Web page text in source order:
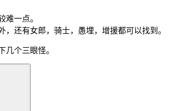
难一点。
还有女郎，骑士，愚埋，增援都可以找到。
几个三眼怪。